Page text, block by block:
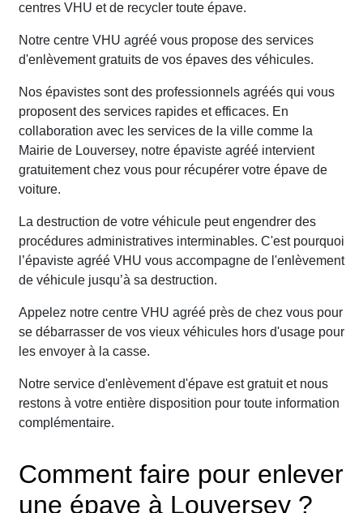
centres VHU et de recycler toute épave.
Notre centre VHU agréé vous propose des services
d'enlèvement gratuits de vos épaves des véhicules.
Nos épavistes sont des professionnels agréés qui vous
proposent des services rapides et efficaces. En
collaboration avec les services de la ville comme la
Mairie de Louversey, notre épaviste agréé intervient
gratuitement chez vous pour récupérer votre épave de
voiture.
La destruction de votre véhicule peut engendrer des
procédures administratives interminables. C'est pourquoi
l’épaviste agréé VHU vous accompagne de l'enlèvement
de véhicule jusqu’à sa destruction.
Appelez notre centre VHU agréé près de chez vous pour
se débarrasser de vos vieux véhicules hors d'usage pour
les envoyer à la casse.
Notre service d'enlèvement d'épave est gratuit et nous
restons à votre entière disposition pour toute information
complémentaire.
Comment faire pour enlever
une épave à Louversey ?